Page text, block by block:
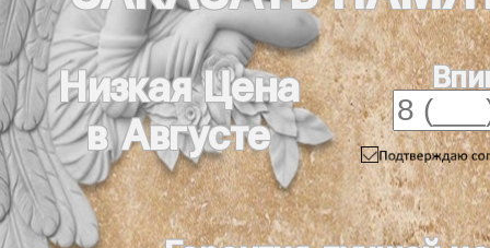
Низкая Цена
в Августе